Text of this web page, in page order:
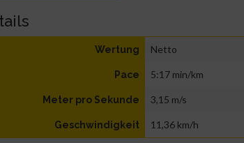
Wertung Netto
Pace 5:17 min/km
Meter pro Sekunde 3,15 m/s
Geschwindigkeit 11,36 km/h